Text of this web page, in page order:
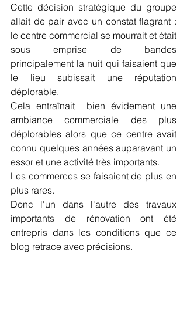
Cette décision stratégique du groupe
allait de pair avec un constat flagrant :
le centre commercial se mourrait et était
sous emprise de bandes
principalement la nuit qui faisaient que
le lieu subissait une réputation
déplorable.
Cela entraînait  bien évidement une
ambiance commerciale des plus
déplorables alors que ce centre avait
connu quelques années auparavant un
essor et une activité très importants.
Les commerces se faisaient de plus en
plus rares.
Donc l'un dans l'autre des travaux
importants de rénovation ont été
entrepris dans les conditions que ce
blog retrace avec précisions.